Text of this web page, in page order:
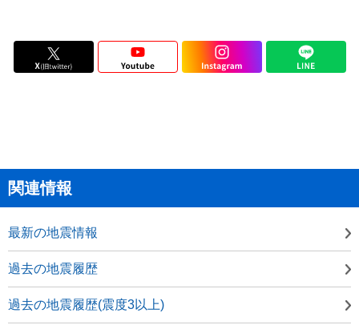
関連情報
最新の地震情報
過去の地震履歴
過去の地震履歴(震度3以上)